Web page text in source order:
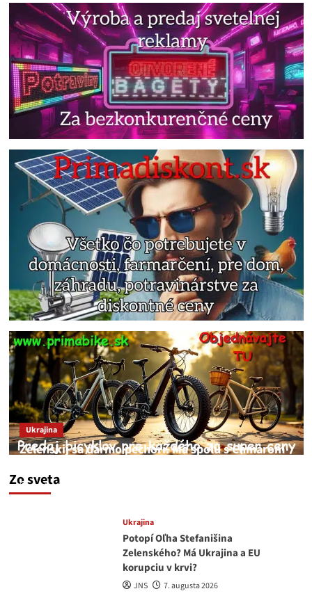
Zo sveta
Ukrajina
Zelenskij sa darmo pechorí. Má spolu s Chmarom
medvedar
Ukrajina
Potopí Oľha Stefanišina
Zelenského? Má Ukrajina a EU
korupciu v krvi?
JNS 7. augusta 2026